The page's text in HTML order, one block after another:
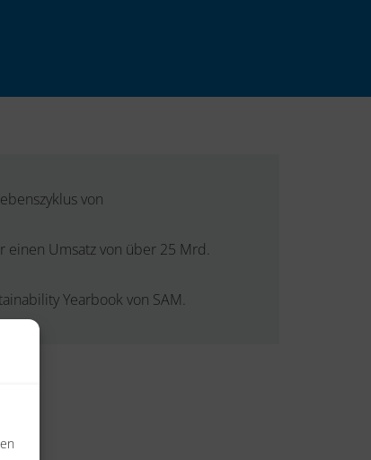
von
Umsatz von über 25 Mrd.
Yearbook von SAM.